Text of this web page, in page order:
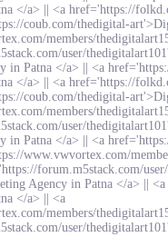
</a> || <a href='https://
coub.com/thedigital-
members/
user/
in Patna </a> || <a
</a> || <a href='https://
coub.com/thedigital-
members/
user/
in Patna </a> || <a
www.vwvortex.com/
forum.m5stack.com/
Agency in Patna </a> ||
</a> || <a
members/
user/